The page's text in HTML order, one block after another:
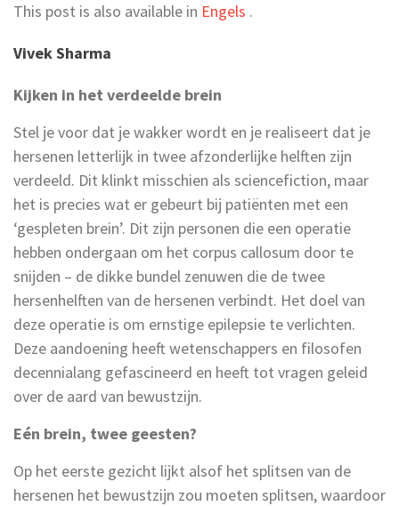
This post is also available in Engels .
Vivek Sharma
Kijken in het verdeelde brein
Stel je voor dat je wakker wordt en je realiseert dat je
hersenen letterlijk in twee afzonderlijke helften zijn
verdeeld. Dit klinkt misschien als sciencefiction, maar
het is precies wat er gebeurt bij patiënten met een
‘gespleten brein’. Dit zijn personen die een operatie
hebben ondergaan om het corpus callosum door te
snijden – de dikke bundel zenuwen die de twee
hersenhelften van de hersenen verbindt. Het doel van
deze operatie is om ernstige epilepsie te verlichten.
Deze aandoening heeft wetenschappers en filosofen
decennialang gefascineerd en heeft tot vragen geleid
over de aard van bewustzijn.
Eén brein, twee geesten?
Op het eerste gezicht lijkt alsof het splitsen van de
hersenen het bewustzijn zou moeten splitsen, waardoor